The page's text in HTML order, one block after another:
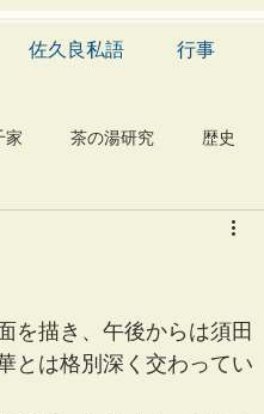
佐久良私語 行事
家 茶の湯研究 歴史
食文化
blog 芸能 茶道具
を描き、午後からは須田
とは格別深く交わってい